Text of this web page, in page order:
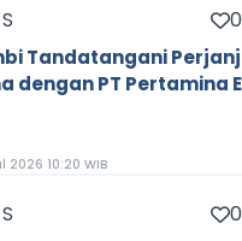
0
Tandatangani
dengan PT Pertamina
2026 10:20 WIB
0